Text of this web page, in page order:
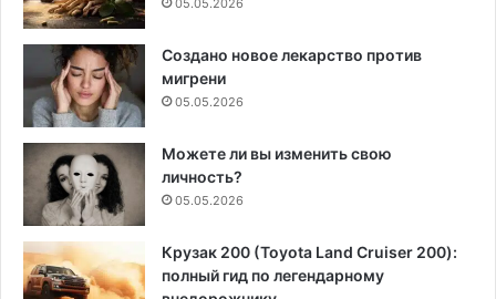
05.05.2026
Создано новое лекарство против
мигрени
05.05.2026
Можете ли вы изменить свою
личность?
05.05.2026
Крузак 200 (Toyota Land Cruiser 200):
полный гид по легендарному